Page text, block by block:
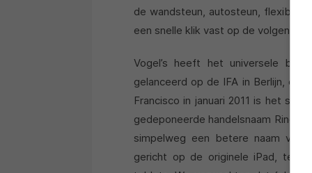
de wandsteun, autosteun, flexibele
een snelle klik vast op de volgende
Vogel’s heeft het universele
gelanceerd op de IFA in Berlijn,
Francisco in januari 2011 is het
gedeponeerde handelsnaam RingO.
simpelweg een betere naam
gericht op de originele iPad,